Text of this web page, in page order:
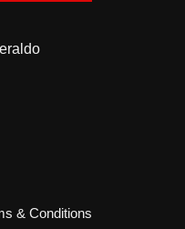
& Conditions